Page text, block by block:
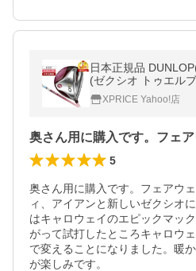
日本正規品
(ゼクシオ トゥエル
ルドー ドライバー
MP1200L カーボン
XPRICE Yahoo!店
5
奥さん用に購入です。フェアウ
ィ、アイアンと新しいゼクシオ
はキャロウェイのエピックマッ
がって試打したところキャロウ
で変えることになりました。暖
が楽しみです。